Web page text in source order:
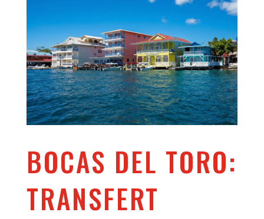
BOCAS DEL TORO:
TRANSFERT